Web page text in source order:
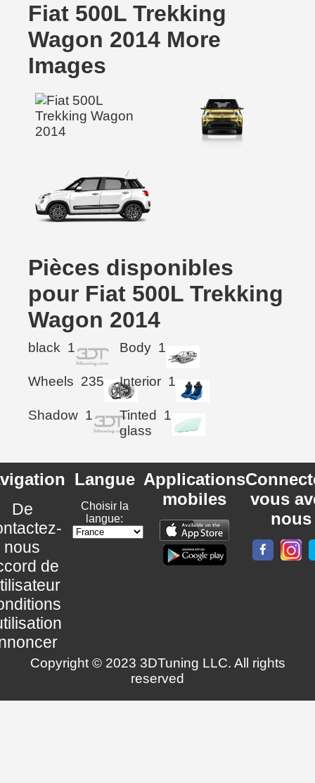
Fiat 500L Trekking
Wagon 2014 More
Images
Pièces disponibles
pour Fiat 500L Trekking
Wagon 2014
black 1 Body 1
Wheels 235 Interior 1
Shadow 1
Tinted
glass
1
De
nous
de
Langue
Choisir la
langue:
Applications
mobiles
vous
nous
Copyright © 2023 3DTuning LLC. All rights
reserved